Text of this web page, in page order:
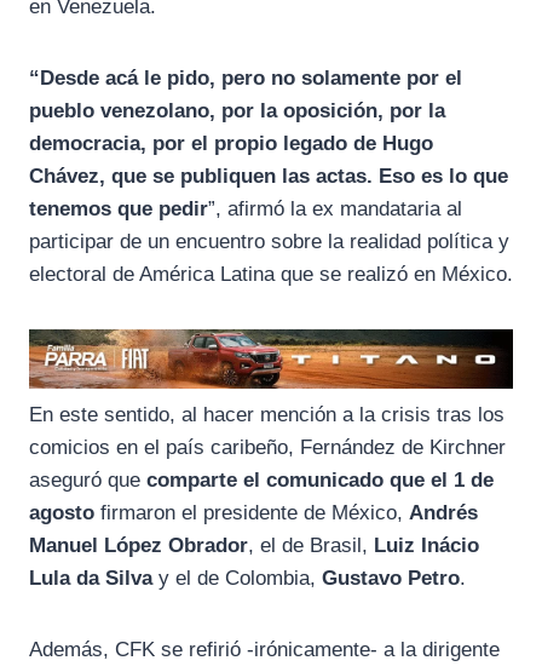
en Venezuela.
“Desde acá le pido, pero no solamente por el
pueblo venezolano, por la oposición, por la
democracia, por el propio legado de Hugo
Chávez, que se publiquen las actas. Eso es lo que
tenemos que pedir”, afirmó la ex mandataria al
participar de un encuentro sobre la realidad política y
electoral de América Latina que se realizó en México.
En este sentido, al hacer mención a la crisis tras los
comicios en el país caribeño, Fernández de Kirchner
aseguró que comparte el comunicado que el 1 de
agosto firmaron el presidente de México, Andrés
Manuel López Obrador, el de Brasil, Luiz Inácio
Lula da Silvay el de Colombia, Gustavo Petro.
Además, CFK se refirió -irónicamente- a la dirigente